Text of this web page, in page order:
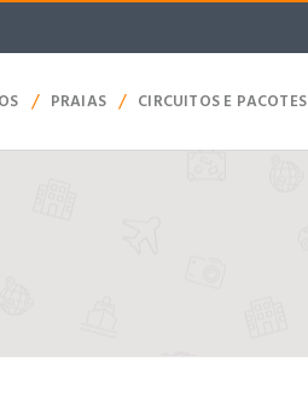
/ PRAIAS / CIRCUITOS E PACOTES